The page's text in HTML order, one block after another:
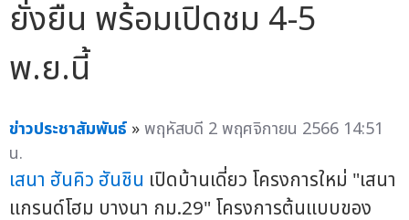
ยั่งยืน พร้อมเปิดชม 4-5
พ.ย.นี้
ข่าวประชาสัมพันธ์ »พฤหัสบดี 2 พฤศจิกายน 2566 14:51
น.
เสนา ฮันคิว ฮันชิน เปิดบ้านเดี่ยว โครงการใหม่ "เสนา
แกรนด์โฮม บางนา กม.29" โครงการต้นแบบของ